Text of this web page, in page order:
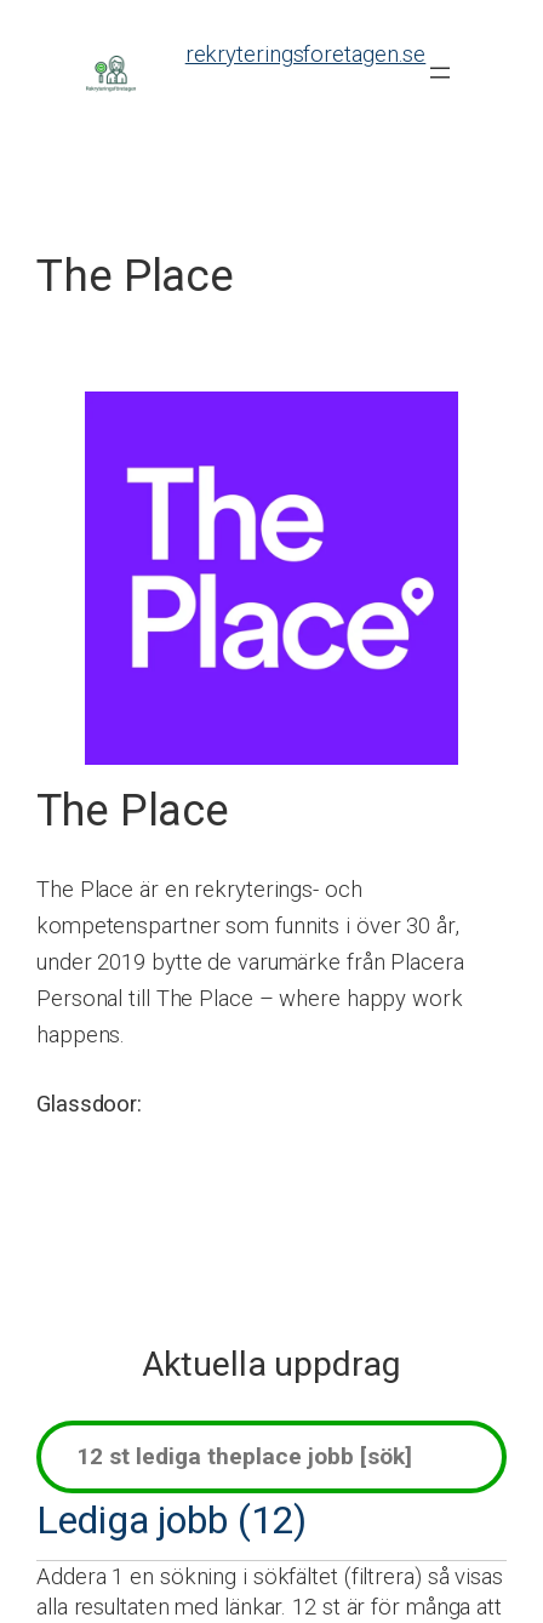
rekryteringsforetagen.se
The Place
The Place
The Place är en rekryterings- och
kompetenspartner som funnits i över 30 år,
under 2019 bytte de varumärke från Placera
Personal till The Place – where happy work
happens.
Glassdoor:
Aktuella uppdrag
Lediga jobb (12)
Addera 1 en sökning i sökfältet (filtrera) så visas
alla resultaten med länkar. 12 st är för många att